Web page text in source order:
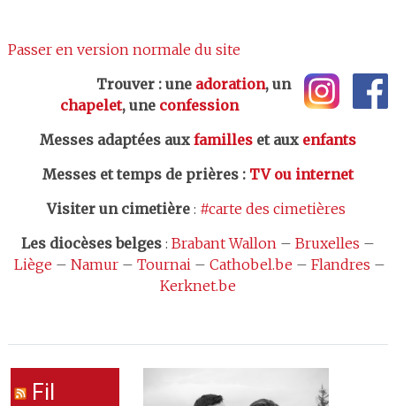
Passer en version normale du site
Trouver : une adoration, un
chapelet, une confession
Messes adaptées aux familleset aux enfants
Messes et temps de prières: TV ou internet
Visiter un cimetière: #carte des cimetières
Les diocèses belges: Brabant Wallon– Bruxelles –
Liège – Namur– Tournai– Cathobel.be – Flandres –
Kerknet.be
Fil